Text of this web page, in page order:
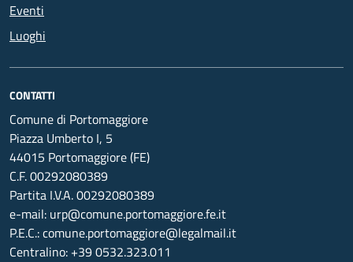
Eventi
Luoghi
CONTATTI
Comune di Portomaggiore
Piazza Umberto I, 5
44015 Portomaggiore (FE)
C.F. 00292080389
Partita I.V.A. 00292080389
e-mail: urp@comune.portomaggiore.fe.it
P.E.C.: comune.portomaggiore@legalmail.it
Centralino: +39 0532.323.011